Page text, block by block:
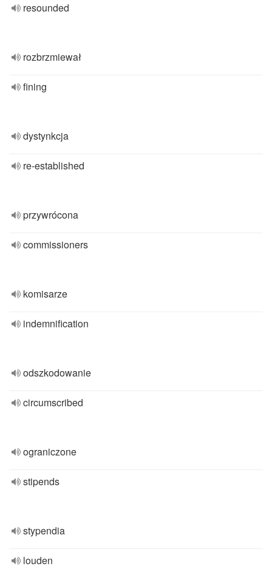
resounded
rozbrzmiewał
fining
dystynkcja
re-established
przywrócona
commissioners
komisarze
indemnification
odszkodowanie
circumscribed
ograniczone
stipends
stypendia
louden